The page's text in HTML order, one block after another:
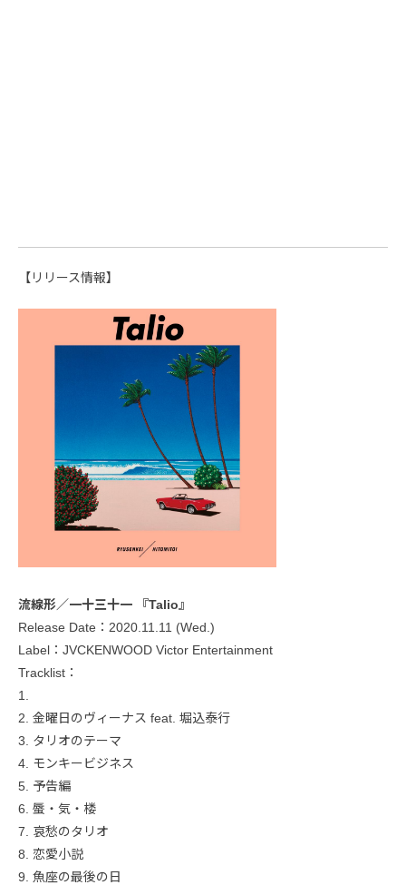
【リリース情報】
流線形／一十三十一 『Talio』
Release Date：2020.11.11 (Wed.)
Label：JVCKENWOOD Victor Entertainment
Tracklist：
1.
2. 金曜日のヴィーナス feat. 堀込泰行
3. タリオのテーマ
4. モンキービジネス
5. 予告編
6. 蜃・気・楼
7. 哀愁のタリオ
8. 恋愛小説
9. 魚座の最後の日